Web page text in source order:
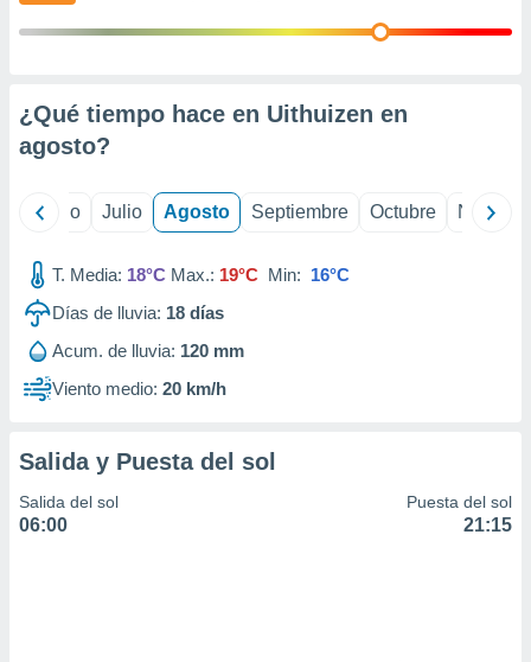
e
mediante
de
¿Qué tiempo hace en Uithuizen en
agosto?
Junio Julio Agosto Septiembre Octubre
T. Media: 18°C Max.: 19°C Min: 16°C
Días de lluvia: 18 días
Acum. de lluvia: 120 mm
Viento medio: 20 km/h
Salida y Puesta del sol
Salida del sol
06:00
Puesta del sol
21:15